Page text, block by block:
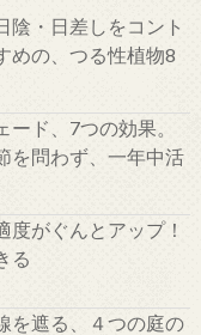
陰・日差しをコント
めの、つる性植物8
ド、7つの効果。
を問わず、一年中活
度がぐんとアップ！
る
を遮る、４つの庭の